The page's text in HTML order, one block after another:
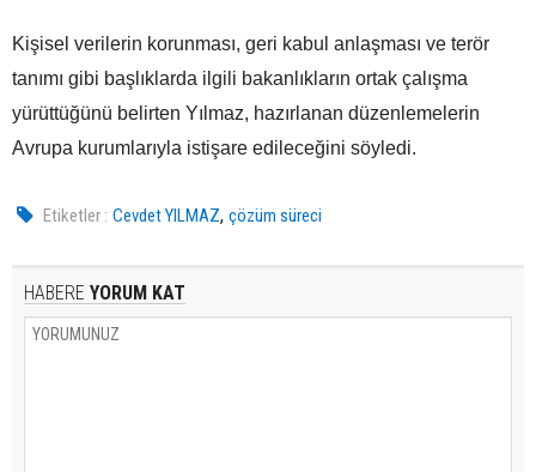
Kişisel verilerin korunması, geri kabul anlaşması ve terör
tanımı gibi başlıklarda ilgili bakanlıkların ortak çalışma
yürüttüğünü belirten Yılmaz, hazırlanan düzenlemelerin
Avrupa kurumlarıyla istişare edileceğini söyledi.
Etiketler : Cevdet YILMAZ,çözüm süreci
HABERE YORUM KAT